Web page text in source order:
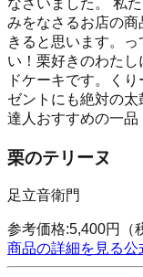
みをなさるお店の
きると思います。
い！栗好きのわた
ドケーキです。く
ゼントにも絶対の太
達人おすすめの一品
栗のテリーヌ
足立音衛門
参考価格:5,400円
（
商品の詳細を見る公